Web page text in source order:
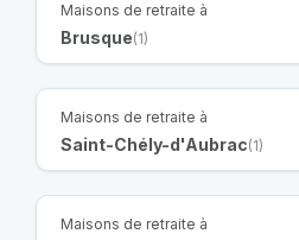
Maisons de retraite à
Brusque(1)
Maisons de retraite à
Saint-Chély-d'Aubrac(1)
Maisons de retraite à